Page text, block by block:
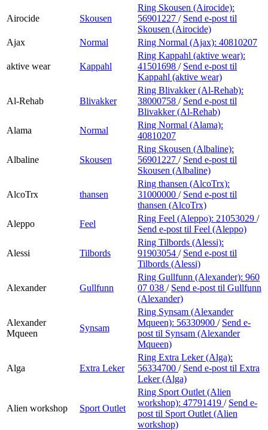
Airocide Skousen
Ring Skousen (Airocide):
56901227 / Send e-post til
Skousen (Airocide)
Ajax
Normal Ring Normal (Ajax): 40810207
aktive wear Kappahl
Ring Kappahl (aktive wear):
41501698 / Send e-post til
Kappahl (aktive wear)
Al-Rehab Blivakker
Ring Blivakker (Al-Rehab):
38000758 / Send e-post til
Blivakker (Al-Rehab)
Alama
Normal
Ring Normal (Alama):
40810207
Albaline Skousen
Ring Skousen (Albaline):
56901227 / Send e-post til
Skousen (Albaline)
AlcoTrx thansen
Ring thansen (AlcoTrx):
31000000 / Send e-post til
thansen (AlcoTrx)
Aleppo
Feel
Ring Feel (Aleppo): 21053029 /
Send e-post til Feel (Aleppo)
Alessi Tilbords
Ring Tilbords (Alessi):
91903054 / Send e-post til
Tilbords (Alessi)
Alexander Gullfunn
Ring Gullfunn (Alexander): 960
07 038 / Send e-post til Gullfunn
(Alexander)
Alexander
Mqueen
Synsam
Ring Synsam (Alexander
Mqueen): 56330900 / Send e-
post til Synsam (Alexander
Mqueen)
Alga Extra Leker
Ring Extra Leker (Alga):
56334700 / Send e-post til Extra
Leker (Alga)
Alien workshop Sport Outlet
Ring Sport Outlet (Alien
workshop): 47791419 / Send e-
post til Sport Outlet (Alien
workshop)